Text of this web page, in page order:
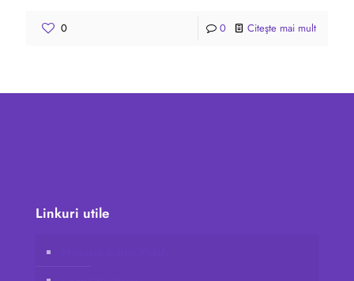
0 0 Citeşte mai mult
Linkuri utile